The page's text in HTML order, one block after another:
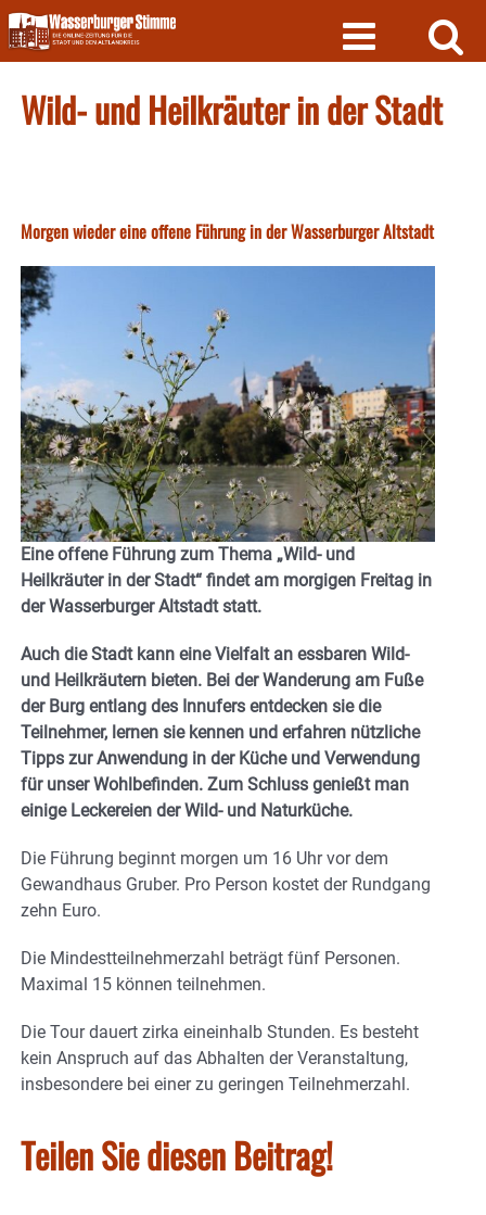
Skip
to
content
Wild- und Heilkräuter in der Stadt
Morgen wieder eine offene Führung in der Wasserburger Altstadt
Eine offene Führung zum Thema „Wild- und
Heilkräuter in der Stadt“ findet am morgigen Freitag in
der Wasserburger Altstadt statt.
Auch die Stadt kann eine Vielfalt an essbaren Wild-
und Heilkräutern bieten. Bei der Wanderung am Fuße
der Burg entlang des Innufers entdecken sie die
Teilnehmer, lernen sie kennen und erfahren nützliche
Tipps zur Anwendung in der Küche und Verwendung
für unser Wohlbefinden. Zum Schluss genießt man
einige Leckereien der Wild- und Naturküche.
Die Führung beginnt morgen um 16 Uhr vor dem
Gewandhaus Gruber. Pro Person kostet der Rundgang
zehn Euro.
Die Mindestteilnehmerzahl beträgt fünf Personen.
Maximal 15 können teilnehmen.
Die Tour dauert zirka eineinhalb Stunden. Es besteht
kein Anspruch auf das Abhalten der Veranstaltung,
insbesondere bei einer zu geringen Teilnehmerzahl.
Teilen Sie diesen Beitrag!